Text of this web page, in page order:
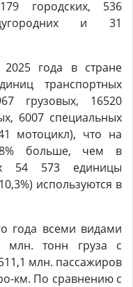
городских, 536
и 31
года в стране
транспортных
грузовых, 16520
6007 специальных
мотоцикл), что на
больше, чем в
54 573 единицы
используются в
года всеми видами
млн. тонн груза с
млн. пассажиров
км. По сравнению с